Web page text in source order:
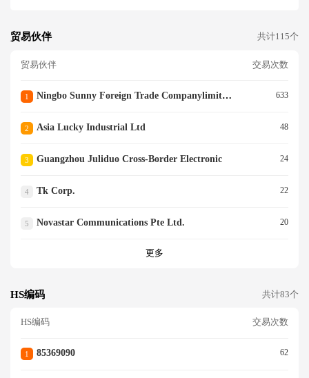
贸易伙伴 共计115个
贸易伙伴 交易次数
1 Ningbo Sunny Foreign Trade Companylimitedno.25 633
2 Asia Lucky Industrial Ltd 48
3 Guangzhou Juliduo Cross-Border Electronic 24
4 Tk Corp. 22
5 Novastar Communications Pte Ltd. 20
更多
HS编码 共计83个
HS编码 交易次数
1 85369090 62